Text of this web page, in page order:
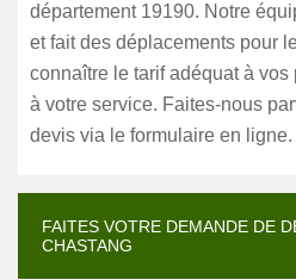
département 19190. Notre
et fait des déplacements pour
connaître le tarif adéquat à
à votre service. Faites-nous
devis via le formulaire en ligne.
FAITES VOTRE DEMANDE DE
CHASTANG